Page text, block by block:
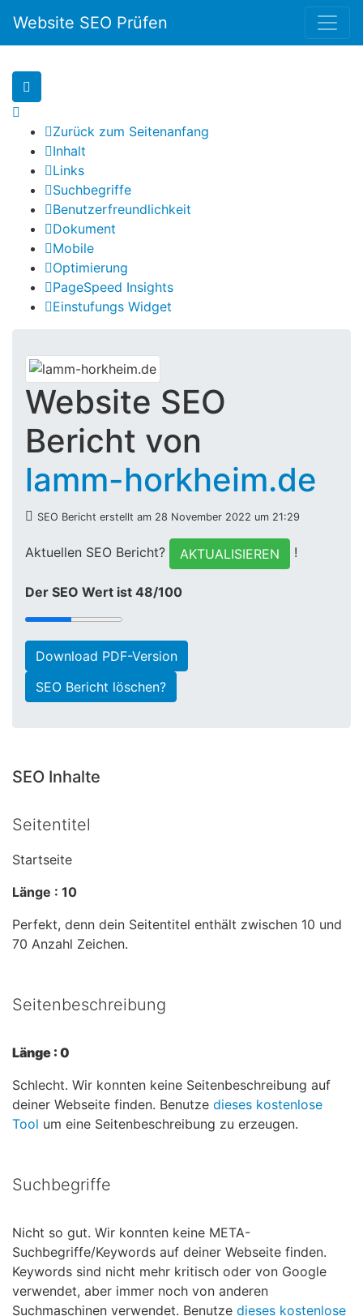
Website SEO Prüfen
Zurück zum Seitenanfang
Inhalt
Links
Suchbegriffe
Benutzerfreundlichkeit
Dokument
Mobile
Optimierung
PageSpeed Insights
Einstufungs Widget
Website SEO
Bericht von
lamm-horkheim.de
SEO Bericht erstellt am 28 November 2022 um 21:29
Aktuellen SEO Bericht? AKTUALISIEREN !
Der SEO Wert ist 48/100
Download PDF-Version
SEO Bericht löschen?
SEO Inhalte
Seitentitel
Startseite
Länge : 10
Perfekt, denn dein Seitentitel enthält zwischen 10 und
70 Anzahl Zeichen.
Seitenbeschreibung
Länge : 0
Schlecht. Wir konnten keine Seitenbeschreibung auf
deiner Webseite finden. Benutze dieses kostenlose
Tool um eine Seitenbeschreibung zu erzeugen.
Suchbegriffe
Nicht so gut. Wir konnten keine META-
Suchbegriffe/Keywords auf deiner Webseite finden.
Keywords sind nicht mehr kritisch oder von Google
verwendet, aber immer noch von anderen
Suchmaschinen verwendet. Benutze dieses kostenlose